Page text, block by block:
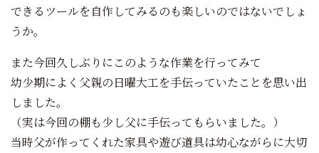
できるツールを自作してみるのも楽しいのではないでしょ
うか。
また今回久しぶりにこのような作業を行ってみて
幼少期によく父親の日曜大工を手伝っていたことを思い出
しました。
（実は今回の棚も少し父に手伝ってもらいました。）
当時父が作ってくれた家具や遊び道具は幼心ながらに大切